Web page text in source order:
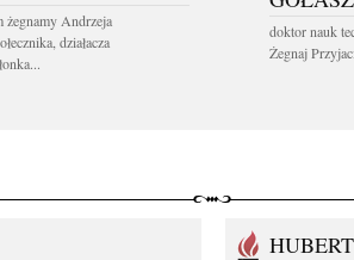
Andrzeja
działacza
doktor nauk
Żegnaj